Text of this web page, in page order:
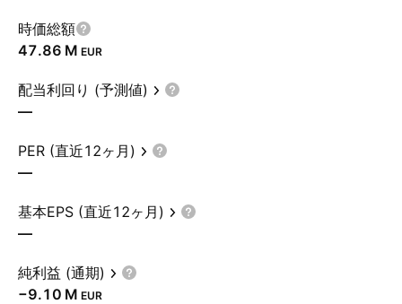
時価総額
‪47.86 M‬ EUR
配当利回り (予測値)
—
PER (直近12ヶ月)
—
基本EPS (直近12ヶ月)
—
純利益 (通期)
‪−9.10 M‬ EUR